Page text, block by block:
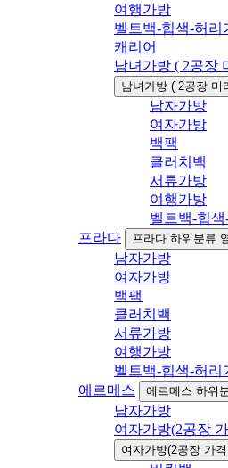
여행가방
벨트백-힙색-허리
캐리어
남녀가방 ( 2공장
남녀가방 ( 2공장 미
남자가방
여자가방
백팩
클러치백
서류가방
여행가방
벨트백-힙
프라다
프라다 하위분류
남자가방
여자가방
백팩
클러치백
서류가방
여행가방
벨트백-힙색-허리
에르메스
에르메스 하위
남자가방
여자가방(2공장
여자가방(2공장 가